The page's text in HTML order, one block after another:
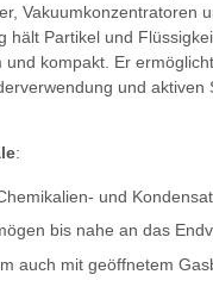
Vakuumkonzentratoren
hält Partikel und
und kompakt. Er
und aktiven
:
und
bis nahe an das
auch mit geöffnetem